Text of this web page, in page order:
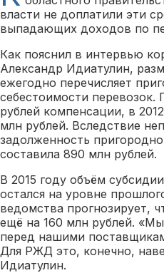
власти не доплатили эти
выпадающих доходов по
Как пояснил в интервью
Александр Идиатулин,
ежегодно перечисляет
себестоимости перевозок.
рублей компенсации, в
млн рублей. Вследствие
задолженность
составила 890 млн рублей.
В 2015 году объём
остался на уровне
ведомства прогнозирует,
ещё на 160 млн рублей.
перед нашими
Для РЖД это, конечно,
Идиатулин.